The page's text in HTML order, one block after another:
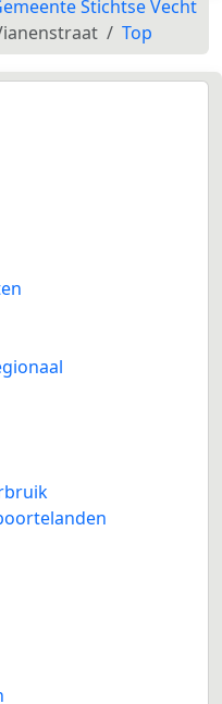
Stichtse Vecht
Top